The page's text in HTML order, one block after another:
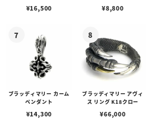
¥16,500 ¥8,800
ブラッディマリー カーム
ペンダント
¥14,300
ブラッディマリー アヴィ
ス リング K18クロー
¥66,000